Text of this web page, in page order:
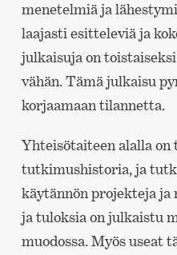
menetelmiä ja
laajasti esitteleviä ja
julkaisuja on
vähän. Tämä julkaisu
korjaamaan tilannetta.
Yhteisötaiteen alalla on
tutkimushistoria, ja
käytännön projekteja
ja tuloksia on julkaistu
muodossa. Myös useat